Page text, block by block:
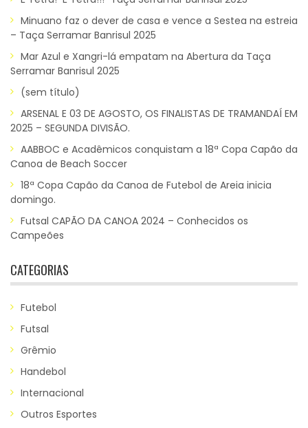
Minuano faz o dever de casa e vence a Sestea na estreia
– Taça Serramar Banrisul 2025
Mar Azul e Xangri-lá empatam na Abertura da Taça
Serramar Banrisul 2025
(sem título)
ARSENAL E 03 DE AGOSTO, OS FINALISTAS DE TRAMANDAÍ EM
2025 – SEGUNDA DIVISÃO.
AABBOC e Acadêmicos conquistam a 18ª Copa Capão da
Canoa de Beach Soccer
18ª Copa Capão da Canoa de Futebol de Areia inicia
domingo.
Futsal CAPÃO DA CANOA 2024 – Conhecidos os
Campeões
CATEGORIAS
Futebol
Futsal
Grêmio
Handebol
Internacional
Outros Esportes